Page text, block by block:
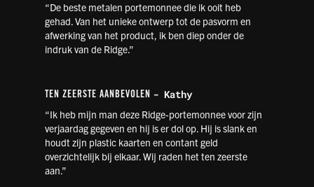
“De beste metalen portemonnee die ik ooit heb
gehad. Van het unieke ontwerp tot de pasvorm en
afwerking van het product, ik ben diep onder de
indruk van de Ridge.”
TEN ZEERSTE AANBEVOLEN - Kathy
“Ik heb mijn man deze Ridge-portemonnee voor zijn
verjaardag gegeven en hij is er dol op. Hij is slank en
houdt zijn plastic kaarten en contant geld
overzichtelijk bij elkaar. Wij raden het ten zeerste
aan.”